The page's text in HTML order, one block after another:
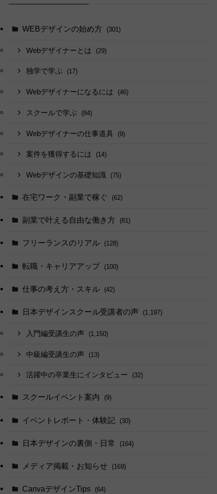
WEBデザインの始め方 (301)
Webデザイナーとは (29)
独学で学ぶ (17)
Webデザイナーになるには (46)
スクールで学ぶ (84)
Webデザイナーの仕事道具 (9)
案件を獲得するには (14)
Webデザインの基礎知識 (75)
在宅ワーク・副業で稼ぐ (62)
副業で叶える自由な働き方 (81)
フリーランスのリアル (128)
転職・キャリアアップ (100)
仕事の考え方・スキル (42)
日本デザインスクール受講者の声 (1,197)
入門編受講生の声 (1,150)
中級編受講生の声 (13)
活躍中の卒業生にインタビュー (32)
スクールイベント案内 (9)
イベントレポート・体験記 (30)
日本デザインの裏側・日常 (164)
メディア掲載・お知らせ (169)
CanvaデザインTips (64)